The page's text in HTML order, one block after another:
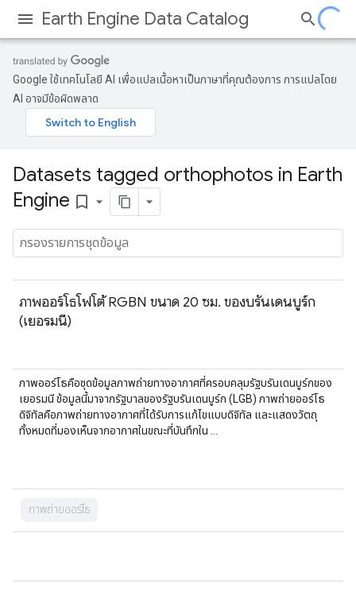
Earth Engine Data Catalog
Google ใช้เทคโนโลยี AI เพื่อแปลเนื้อหาเป็นภาษาที่คุณต้องการ การแปลโดย
AI อาจมีข้อผิดพลาด
Datasets tagged orthophotos in Earth
Engine bookmark_border
ภาพออร์โธโฟโต้ RGBN ขนาด 20 ซม. ของบรันเดนบูร์ก
(เยอรมนี)
ภาพออร์โธคือชุดข้อมูลภาพถ่ายทางอากาศที่ครอบคลุมรัฐบรันเดนบูร์กของ
เยอรมนี ข้อมูลนี้มาจากรัฐบาลของรัฐบรันเดนบูร์ก (LGB) ภาพถ่ายออร์โธ
ดิจิทัลคือภาพถ่ายทางอากาศที่ได้รับการแก้ไขแบบดิจิทัล และแสดงวัตถุ
ทั้งหมดที่มองเห็นจากอากาศในขณะที่บันทึกใน …
ภาพถ่ายออร์โธ